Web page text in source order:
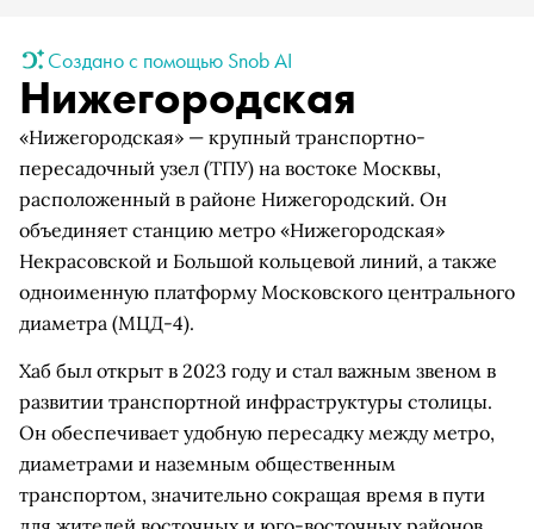
Создано с помощью Snob AI
Нижегородская
«Нижегородская» — крупный транспортно-
пересадочный узел (ТПУ) на востоке Москвы,
расположенный в районе Нижегородский. Он
объединяет станцию метро «Нижегородская»
Некрасовской и Большой кольцевой линий, а также
одноименную платформу Московского центрального
диаметра (МЦД-4).
Хаб был открыт в 2023 году и стал важным звеном в
развитии транспортной инфраструктуры столицы.
Он обеспечивает удобную пересадку между метро,
диаметрами и наземным общественным
транспортом, значительно сокращая время в пути